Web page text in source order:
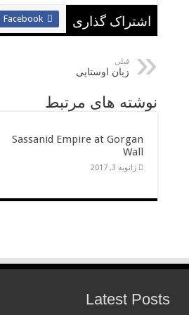
اشتراک گذاری Facebook
قبلی
زبان اوستایی
نوشته های مرتبط
Sassanid Empire at Gorgan
Wall
ژانویه 3, 2017
Latest Posts